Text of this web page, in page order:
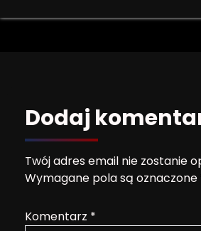
Dodaj
Twój adres email nie zostanie
Wymagane pola są oznaczone
Komentarz *